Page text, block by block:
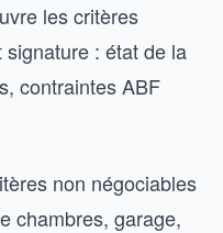
les critères
: état de la
contraintes ABF
non négociables
chambres, garage,